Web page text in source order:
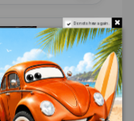
Do not show again.